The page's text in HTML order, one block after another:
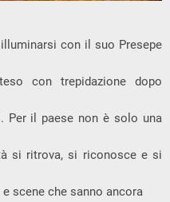
con il suo Presepe
con trepidazione dopo
Per il paese non è solo una
si ritrova, si riconosce e si
scene che sanno ancora